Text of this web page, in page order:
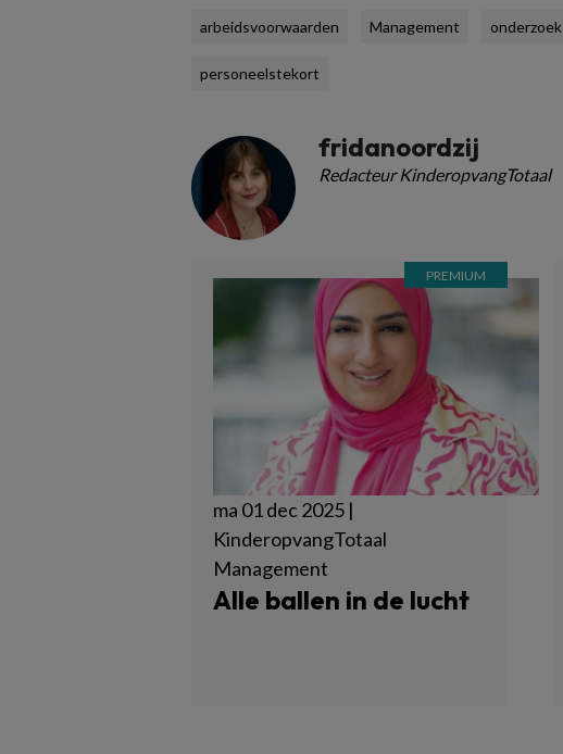
arbeidsvoorwaarden Management onderzoek
personeelstekort
fridanoordzij
Redacteur KinderopvangTotaal
ma 01 dec 2025 |
KinderopvangTotaal
Management
Alle ballen in de lucht